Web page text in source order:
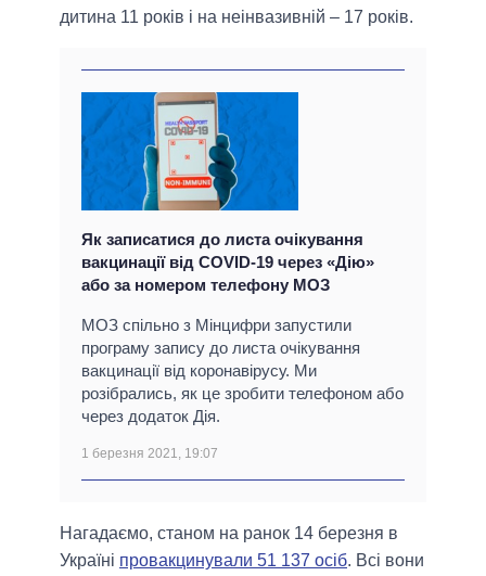
дитина 11 років і на неінвазивній – 17 років.
Як записатися до листа очікування
вакцинації від COVID-19 через «Дію»
або за номером телефону МОЗ
МОЗ спільно з Мінцифри запустили
програму запису до листа очікування
вакцинації від коронавірусу. Ми
розібрались, як це зробити телефоном або
через додаток Дія.
1 березня 2021, 19:07
Нагадаємо, станом на ранок 14 березня в
Україні провакцинували 51 137 осіб. Всі вони